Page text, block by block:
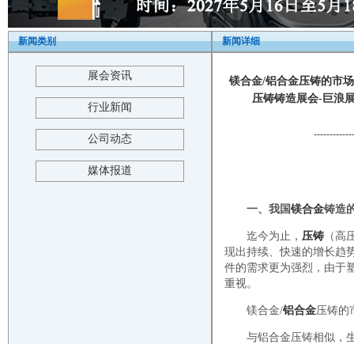
新闻类别
展会资讯
行业新闻
公司动态
媒体报道
新闻详细
镁合金/铝合金压铸的市
压铸铸造展会-巨浪
一、我国镁合金铸造
迄今为止， 压铸 （高
现出持续、快速的增长趋
件的需求更为强烈，由于
重视。
镁合金/铝合金压铸的
与铝合金压铸相似，